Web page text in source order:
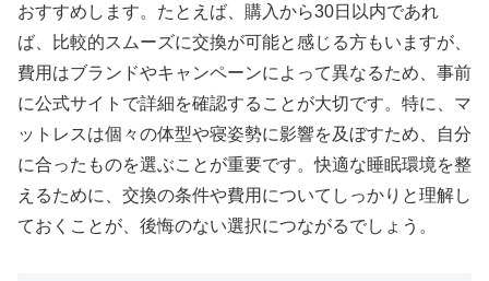
おすすめします。たとえば、購入から30日以内であれ
ば、比較的スムーズに交換が可能と感じる方もいますが、
費用はブランドやキャンペーンによって異なるため、事前
に公式サイトで詳細を確認することが大切です。特に、マ
ットレスは個々の体型や寝姿勢に影響を及ぼすため、自分
に合ったものを選ぶことが重要です。快適な睡眠環境を整
えるために、交換の条件や費用についてしっかりと理解し
ておくことが、後悔のない選択につながるでしょう。